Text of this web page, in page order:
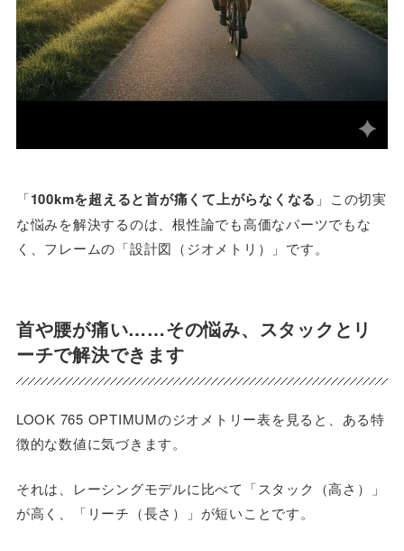
「100kmを超えると首が痛くて上がらなくなる 」この切実
な悩みを解決するのは、根性論でも高価なパーツでもな
く、フレームの「設計図（ジオメトリ）」です。
首や腰が痛い……その悩み、スタックとリ
ーチで解決できます
LOOK 765 OPTIMUMのジオメトリー表を見ると、ある特
徴的な数値に気づきます。
それは、レーシングモデルに比べて「スタック（高さ）」
が高く、「リーチ（長さ）」が短いことです。